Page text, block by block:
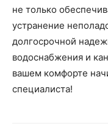
не только
устранение
долгосрочной
водоснабжения и
вашем комфорте
специалиста!